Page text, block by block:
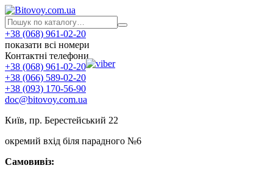
+38 (068) 961-02-20
показати всі номери
Контактні телефони
+38 (068) 961-02-20
+38 (066) 589-02-20
+38 (093) 170-56-90
doc@bitovoy.com.ua
Київ, пр. Берестейський 22
окремий вхід біля парадного №6
Самовивіз: